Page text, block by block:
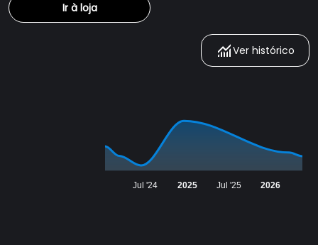
Ir à loja
Ver histórico
Jul '24 2025 Jul '25 2026